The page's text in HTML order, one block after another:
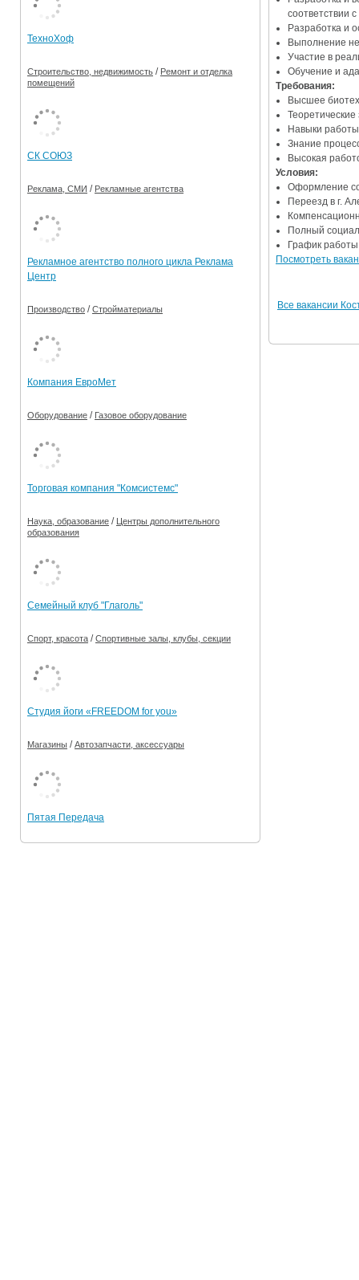
Ограничения движения транспорта на майские
Электронные транспортные карты
соответствии
Разработка и
Выполнение
Участие в
Обучение и
Требования:
Высшее
Навыки
Знание
Высокая
Условия:
Оформление
Переезд в г.
Полный
График
Посмотреть
Все вакансии
ТехноХоф
Строительство, недвижимость / Ремонт и отделка
помещений
СК СОЮЗ
Реклама, СМИ / Рекламные агентства
Рекламное агентство полного цикла Реклама
Центр
Производство /Стройматериалы
Компания ЕвроМет
Оборудование / Газовое оборудование
Торговая компания "Комсистемс"
Наука, образование / Центры дополнительного
образования
Семейный клуб "Глаголь"
Спорт, красота /Спортивные залы, клубы, секции
Студия йоги «FREEDOM for you»
Магазины /Автозапчасти, аксессуары
Пятая Передача